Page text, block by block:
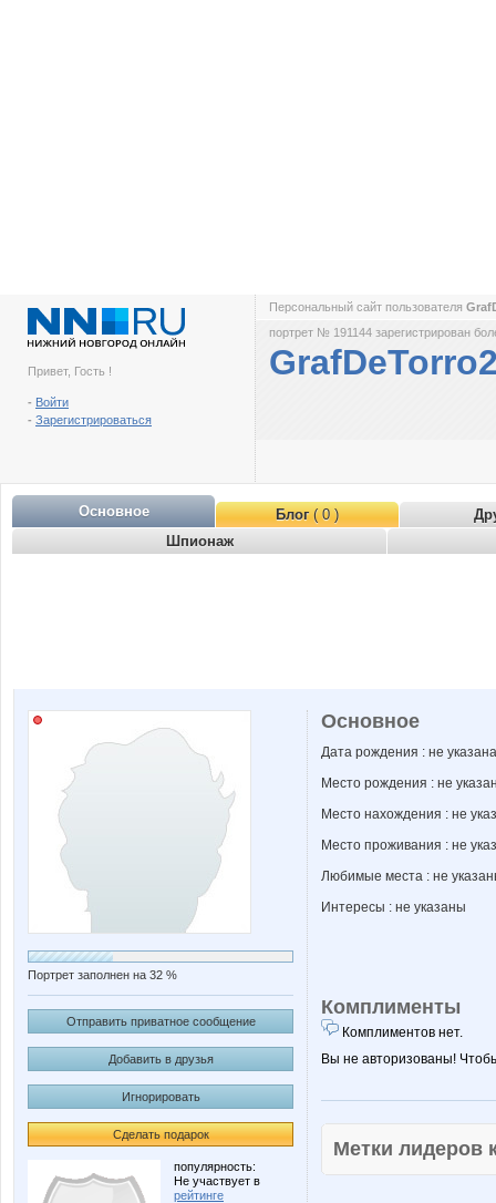
Привет, Гость !
- Войти
- Зарегистрироваться
Персональный сайт пользователя
портрет № 191144 зарегистрирован
Основное Блог( 0 )
Шпионаж
Портрет заполнен на 32 %
Отправить приватное сообщение
Добавить в друзья
Игнорировать
Сделать подарок
популярность:
Не участвует в
рейтинге
Основное
Дата рождения : не указана
Место рождения : не
Место нахождения : не
Место проживания : не
Любимые места : не
Интересы : не указаны
Комплименты
Комплиментов нет.
Вы не авторизованы!
Метки